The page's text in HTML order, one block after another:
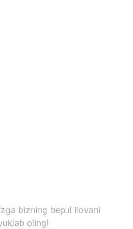
bizning bepul ilovani
oling!